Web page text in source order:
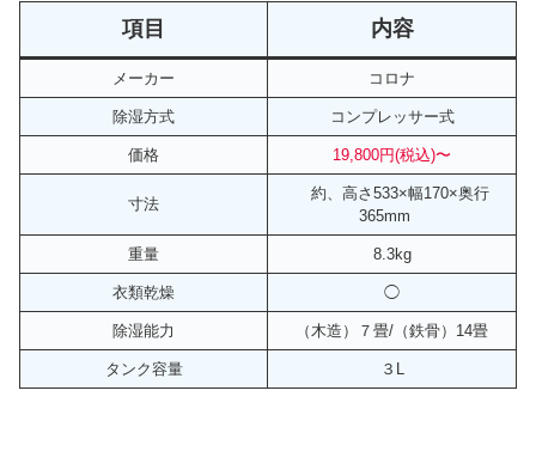
項目 内容
メーカー コロナ
除湿方式 コンプレッサー式
価格 19,800円(税込)〜
寸法
約、高さ533×幅170×奥行
365mm
重量 8.3kg
衣類乾燥 ◯
除湿能力 （木造）７畳/（鉄骨）14畳
タンク容量 ３L